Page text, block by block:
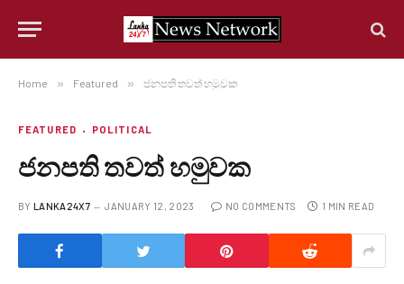
Home » Featured » ජනපති තවත් හමුවක
FEATURED POLITICAL
ජනපති තවත් හමුවක
BY LANKA24X7 JANUARY 12, 2023 NO COMMENTS 1 MIN READ